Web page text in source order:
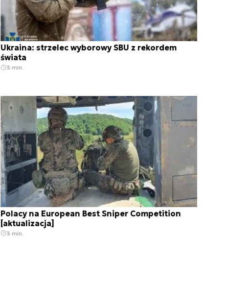
Ukraina: strzelec wyborowy SBU z rekordem
świata
3 min.
Polacy na European Best Sniper Competition
[aktualizacja]
3 min.